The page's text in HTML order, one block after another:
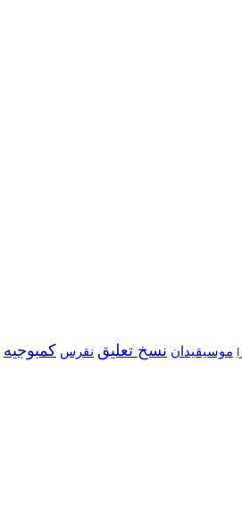
موسیقیدان نسخ تعلیق نقرس کمبوجیه